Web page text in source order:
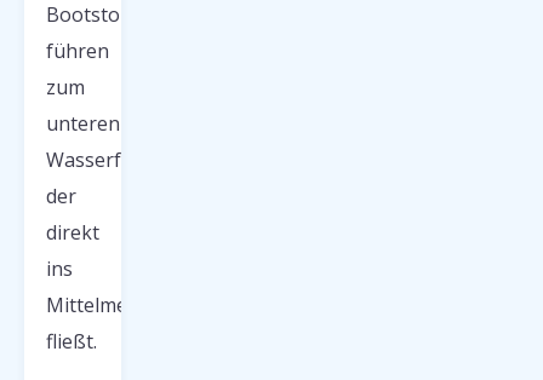
Bootstouren
führen
zum
unteren
Wasserfall,
der
direkt
ins
Mittelmeer
fließt.